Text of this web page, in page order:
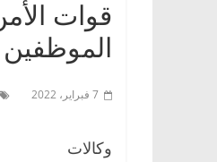
قوات
7 فبراير، 2022
وكالات